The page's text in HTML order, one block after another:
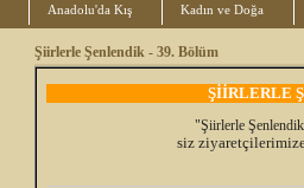
Anadolu'da Kış Kadın ve Doğa
Şiirlerle Şenlendik - 39. Bölüm
ŞİİRLERLE
"Şiirlerle
siz ziyaretçilerimize